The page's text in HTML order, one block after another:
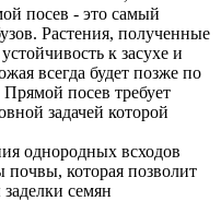
посев - это самый
Растения, полученные
к засухе и
всегда будет позже по
посев требует
задачей которой
однородных всходов
которая позволит
семян